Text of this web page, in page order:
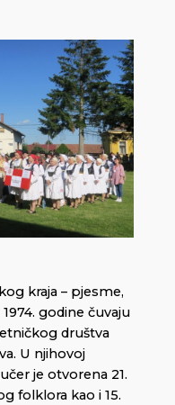
kraja – pjesme,
godine čuvaju
društva
U njihovoj
je otvorena 21.
folklora kao i 15.